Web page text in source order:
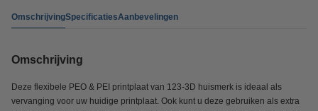
OmschrijvingSpecificatiesAanbevelingen
Omschrijving
Deze flexibele PEO & PEI printplaat van 123-3D huismerk is ideaal als
vervanging voor uw huidige printplaat. Ook kunt u deze gebruiken als extra